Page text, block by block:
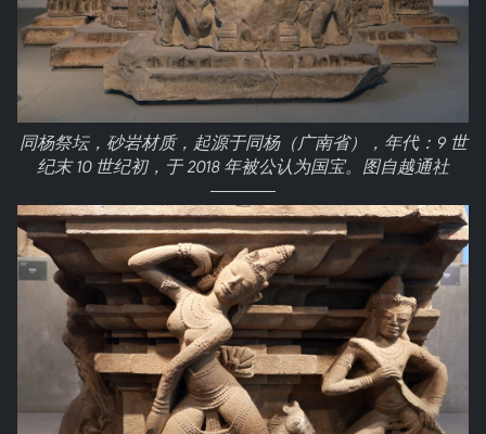
同杨祭坛，砂岩材质，起源于同杨（广南省），年代：9 世
纪末 10 世纪初，于 2018 年被公认为国宝。图自越通社